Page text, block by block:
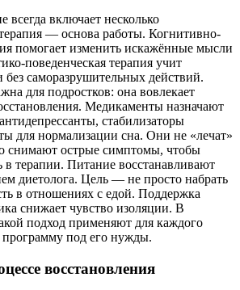
всегда включает несколько
— основа работы. Когнитивно-
помогает изменить искажённые мысли
поведенческая терапия учит
без саморазрушительных действий.
для подростков: она вовлекает
Медикаменты назначают
стабилизаторы
для нормализации сна. Они не «лечат»
снимают острые симптомы, чтобы
в терапии. Питание восстанавливают
диетолога. Цель — не просто набрать
в отношениях с едой. Поддержка
снижает чувство изоляции. В
подход применяют для каждого
программу под его нужды.
восстановления